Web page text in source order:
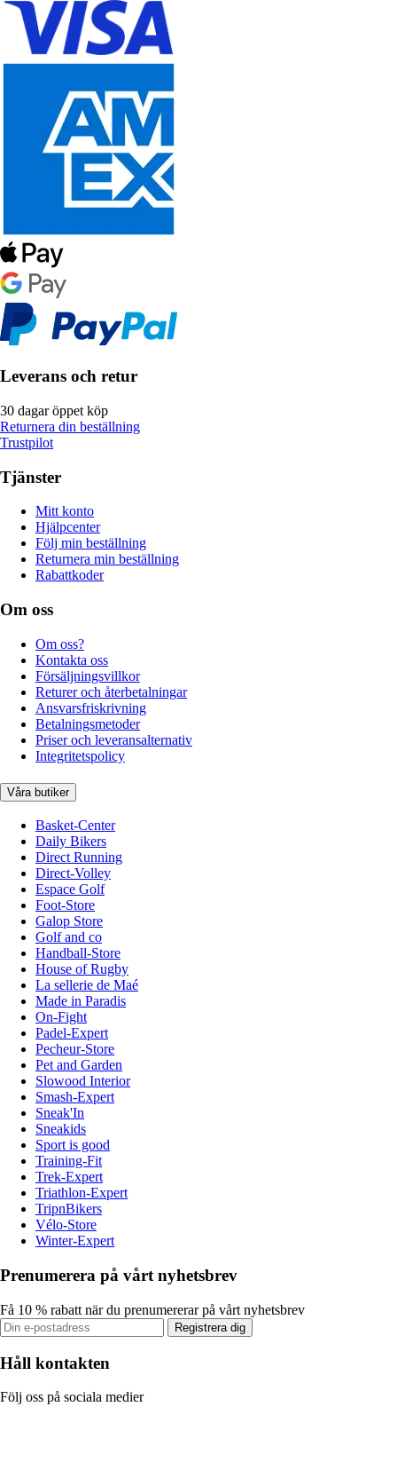
Leverans och retur
30 dagar öppet köp
Returnera din beställning
Trustpilot
Tjänster
Mitt konto
Hjälpcenter
Följ min beställning
Returnera min beställning
Rabattkoder
Om oss
Om oss?
Kontakta oss
Försäljningsvillkor
Returer och återbetalningar
Ansvarsfriskrivning
Betalningsmetoder
Priser och leveransalternativ
Integritetspolicy
Våra butiker
Basket-Center
Daily Bikers
Direct Running
Direct-Volley
Espace Golf
Foot-Store
Galop Store
Golf and co
Handball-Store
House of Rugby
La sellerie de Maé
Made in Paradis
On-Fight
Padel-Expert
Pecheur-Store
Pet and Garden
Slowood Interior
Smash-Expert
Sneak'In
Sneakids
Sport is good
Training-Fit
Trek-Expert
Triathlon-Expert
TripnBikers
Vélo-Store
Winter-Expert
Prenumerera på vårt nyhetsbrev
Få 10 % rabatt när du prenumererar på vårt nyhetsbrev
Registrera dig
Håll kontakten
Följ oss på sociala medier